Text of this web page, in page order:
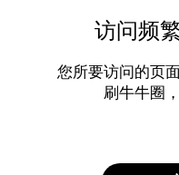
访问频
您所要访问的页
刷牛牛圈